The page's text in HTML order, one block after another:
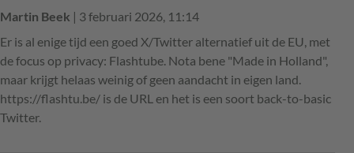
Martin Beek | 3 februari 2026, 11:14
Er is al enige tijd een goed X/Twitter alternatief uit de EU, met
de focus op privacy: Flashtube. Nota bene "Made in Holland",
maar krijgt helaas weinig of geen aandacht in eigen land.
https://flashtu.be/ is de URL en het is een soort back-to-basic
Twitter.